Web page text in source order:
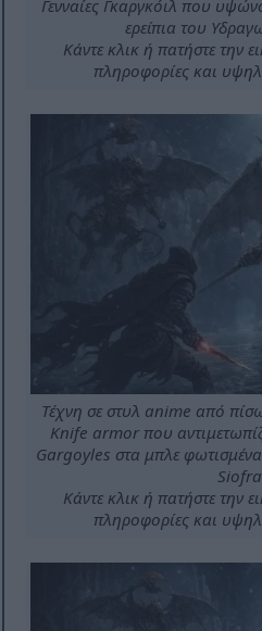
Γενναίες Γκαργκόιλ που
ερείπια του
Κάντε κλικ ή πατήστε την
πληροφορίες και
Τέχνη σε στυλ anime από
Knife armor που
Gargoyles στα μπλε
Κάντε κλικ ή πατήστε την
πληροφορίες και